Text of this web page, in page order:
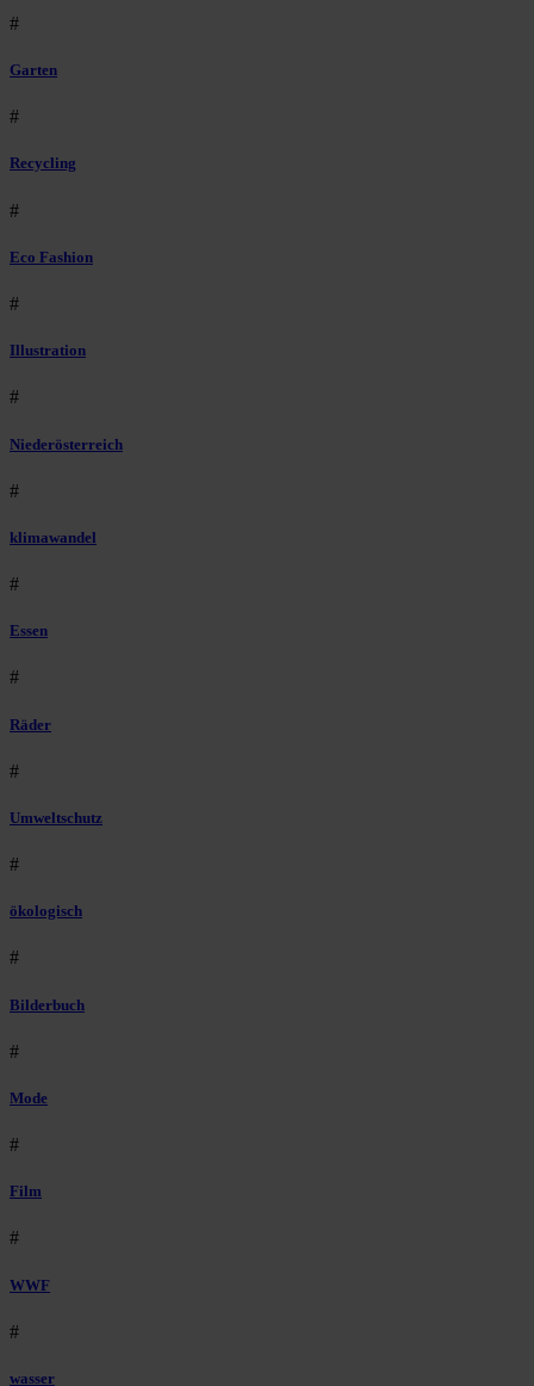
#
Garten
#
Recycling
#
Eco Fashion
#
Illustration
#
Niederösterreich
#
klimawandel
#
Essen
#
Räder
#
Umweltschutz
#
ökologisch
#
Bilderbuch
#
Mode
#
Film
#
WWF
#
wasser